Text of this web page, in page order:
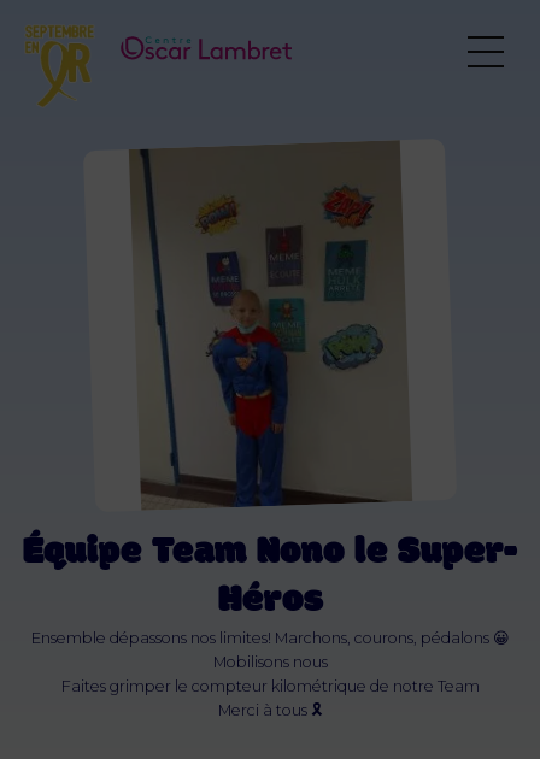
Équipe Team Nono le Super-
Héros
Ensemble dépassons nos limites! Marchons, courons, pédalons 😀
Mobilisons nous
Faites grimper le compteur kilométrique de notre Team
Merci à tous 🎗